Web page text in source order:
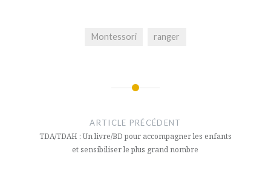
Montessori ranger
l’article
ARTICLE PRÉCÉDENT
TDA/TDAH : Un livre/BD pour accompagner les enfants
et sensibiliser le plus grand nombre